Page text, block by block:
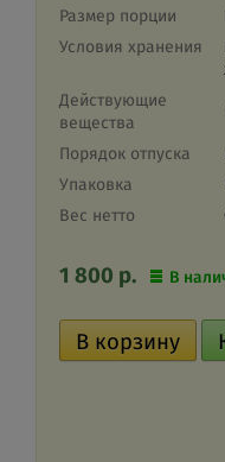
Размер порции
Условия хранения
Действующие
вещества
Порядок отпуска
Упаковка
Вес нетто
1 800 р. В